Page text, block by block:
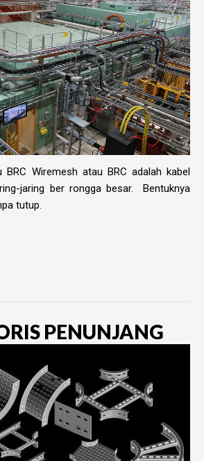
BRC Wiremesh atau BRC adalah kabel
jaring ber rongga besar. Bentuknya
tutup.
PENUNJANG